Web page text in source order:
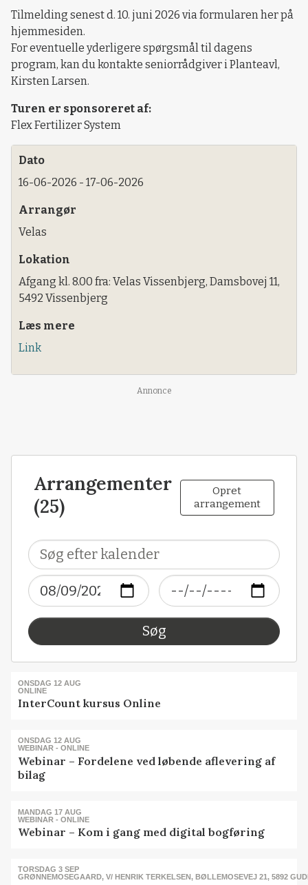
Tilmelding senest d. 10. juni 2026 via formularen her på
hjemmesiden.
For eventuelle yderligere spørgsmål til dagens
program, kan du kontakte seniorrådgiver i Planteavl,
Kirsten Larsen.
Turen er sponsoreret af:
Flex Fertilizer System
Dato
16-06-2026 - 17-06-2026
Arrangør
Velas
Lokation
Afgang kl. 8.00 fra: Velas Vissenbjerg, Damsbovej 11,
5492 Vissenbjerg
Læs mere
Link
Annonce
Arrangementer
(25)
Opret
arrangement
Søg
ONSDAG 12 AUG
ONLINE
InterCount kursus Online
ONSDAG 12 AUG
WEBINAR - ONLINE
Webinar – Fordelene ved løbende aflevering af
bilag
MANDAG 17 AUG
WEBINAR - ONLINE
Webinar – Kom i gang med digital bogføring
TORSDAG 3 SEP
GRØNNEMOSEGAARD, V/ HENRIK TERKELSEN, BØLLEMOSEVEJ 21, 5892